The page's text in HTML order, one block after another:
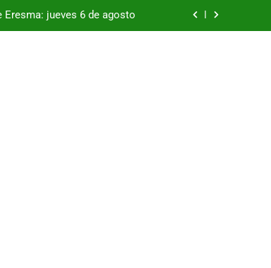
Eresma: jueves 6 de agosto
el 15 de agosto con
incorpora a Andreea Milies
jueves 6 de agosto
el 15 de agosto con